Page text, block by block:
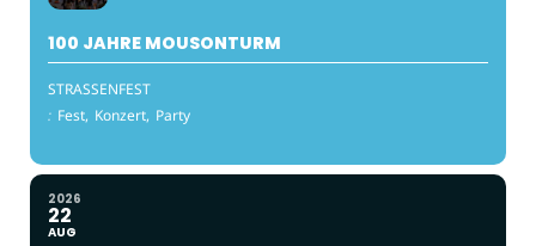
100 JAHRE MOUSONTURM
STRASSENFEST
: Fest, Konzert, Party
2026
22
AUG